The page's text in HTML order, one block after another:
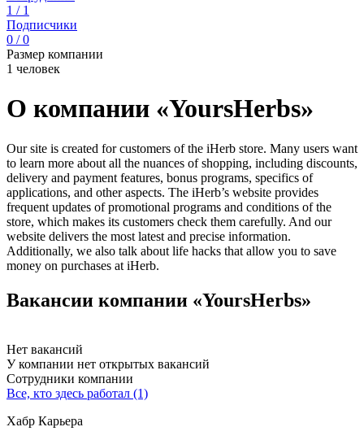
1 / 1
Подписчики
0 / 0
Размер компании
1 человек
О компании «YoursHerbs»
Our site is created for customers of the iHerb store. Many users want
to learn more about all the nuances of shopping, including discounts,
delivery and payment features, bonus programs, specifics of
applications, and other aspects. The iHerb’s website provides
frequent updates of promotional programs and conditions of the
store, which makes its customers check them carefully. And our
website delivers the most latest and precise information.
Additionally, we also talk about life hacks that allow you to save
money on purchases at iHerb.
Вакансии компании «YoursHerbs»
Нет вакансий
У компании нет открытых вакансий
Сотрудники компании
Все, кто здесь работал (1)
Хабр Карьера